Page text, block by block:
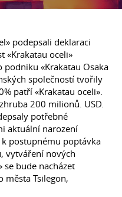
podepsali deklaraci
«Krakatau oceli»
«Krakatau Osaka
společností tvořily
patří «Krakatau oceli».
200 milionů. USD.
potřebné
aktuální narození
postupnému poptávka
vytváření nových
se bude nacházet
Tsilegon,